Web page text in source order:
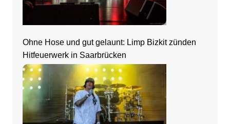
Ohne Hose und gut gelaunt: Limp Bizkit zünden
Hitfeuerwerk in Saarbrücken